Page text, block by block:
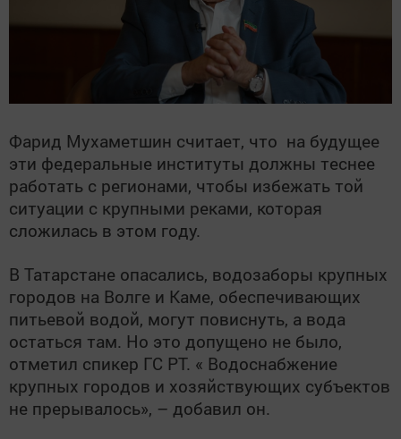
Фарид Мухаметшин считает, что на будущее
эти федеральные институты должны теснее
работать с регионами, чтобы избежать той
ситуации с крупными реками, которая
сложилась в этом году.
В Татарстане опасались, водозаборы крупных
городов на Волге и Каме, обеспечивающих
питьевой водой, могут повиснуть, а вода
остаться там. Но это допущено не было,
отметил спикер ГС РТ. « Водоснабжение
крупных городов и хозяйствующих субъектов
не прерывалось», – добавил он.